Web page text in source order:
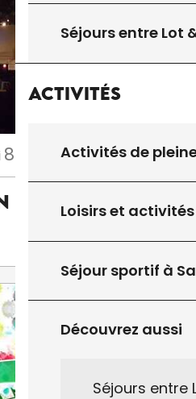
Séjours entre Lot
Activités
Activités de
Loisirs et activités
Séjour sportif à
Découvrez aussi
Séjours entre
8 à 18:00
fête